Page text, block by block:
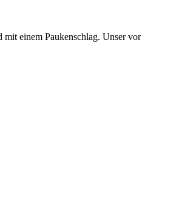
einem Paukenschlag. Unser vor